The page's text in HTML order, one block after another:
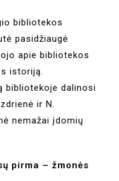
bibliotekos
pasidžiaugė
apie bibliotekos
istoriją.
bibliotekoje dalinosi
ir N.
nemažai įdomių
pirma – žmonės